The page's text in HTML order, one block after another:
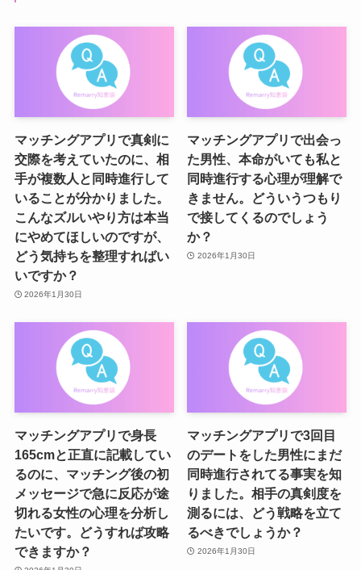
マッチングアプリで真剣に
交際を考えていたのに、相
手が複数人と同時進行して
いることが分かりました。
こんなズルいやり方は本当
にやめてほしいのですが、
どう気持ちを整理すればい
いですか？
2026年1月30日
マッチングアプリで出会っ
た男性、本命がいても私と
同時進行する心理が理解で
きません。どういうつもり
で接してくるのでしょう
か？
2026年1月30日
マッチングアプリで身長
165cmと正直に記載してい
るのに、マッチング後の初
メッセージで急に反応が途
切れる女性の心理を分析し
たいです。どうすれば攻略
できますか？
マッチングアプリで3回目
のデートをした男性にまだ
同時進行されてる事実を知
りました。相手の真剣度を
測るには、どう戦略を立て
るべきでしょうか？
2026年1月30日